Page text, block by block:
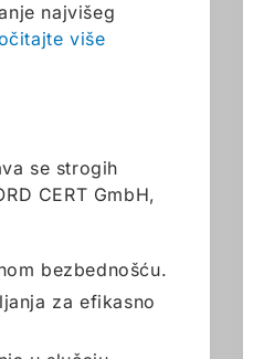
najvišeg
više
se strogih
CERT GmbH,
bezbednošću.
za efikasno